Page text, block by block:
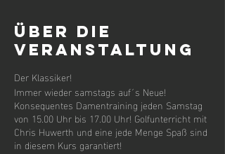
Über die
Veranstaltung
Der Klassiker!
Immer wieder samstags auf´s Neue!
Konsequentes Damentraining jeden Samstag
von 15.00 Uhr bis 17.00 Uhr! Golfunterricht mit
Chris Huwerth und eine jede Menge Spaß sind
in diesem Kurs garantiert!